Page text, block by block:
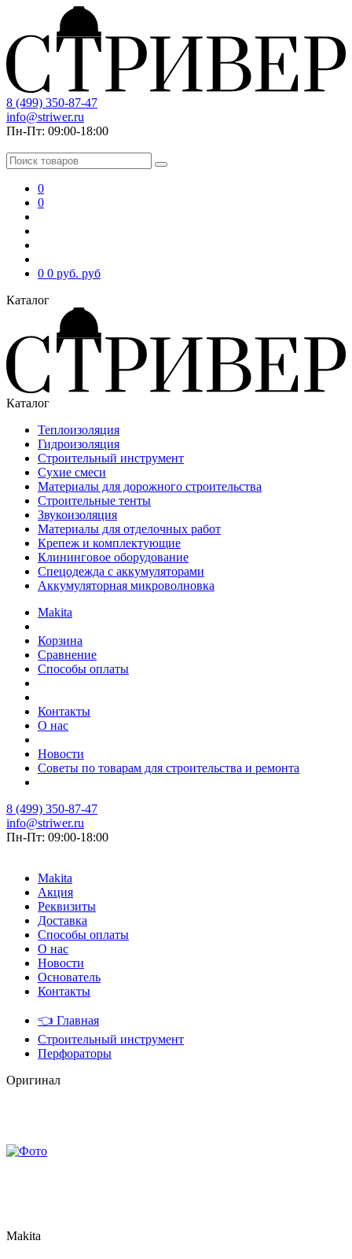
8 (499) 350-87-47
info@striwer.ru
Пн-Пт: 09:00-18:00
0
0
0 0 руб. руб
Каталог
Каталог
Теплоизоляция
Гидроизоляция
Строительный инструмент
Сухие смеси
Материалы для дорожного строительства
Строительные тенты
Звукоизоляция
Материалы для отделочных работ
Крепеж и комплектующие
Клининговое оборудование
Спецодежда с аккумуляторами
Аккумуляторная микроволновка
Makita
Корзина
Сравнение
Способы оплаты
Контакты
О нас
Новости
Советы по товарам для строительства и ремонта
8 (499) 350-87-47
info@striwer.ru
Пн-Пт: 09:00-18:00
Makita
Акция
Реквизиты
Доставка
Способы оплаты
О нас
Новости
Основатель
Контакты
👈 Главная
Строительный инструмент
Перфораторы
Оригинал
Makita